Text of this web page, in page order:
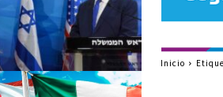
Inicio